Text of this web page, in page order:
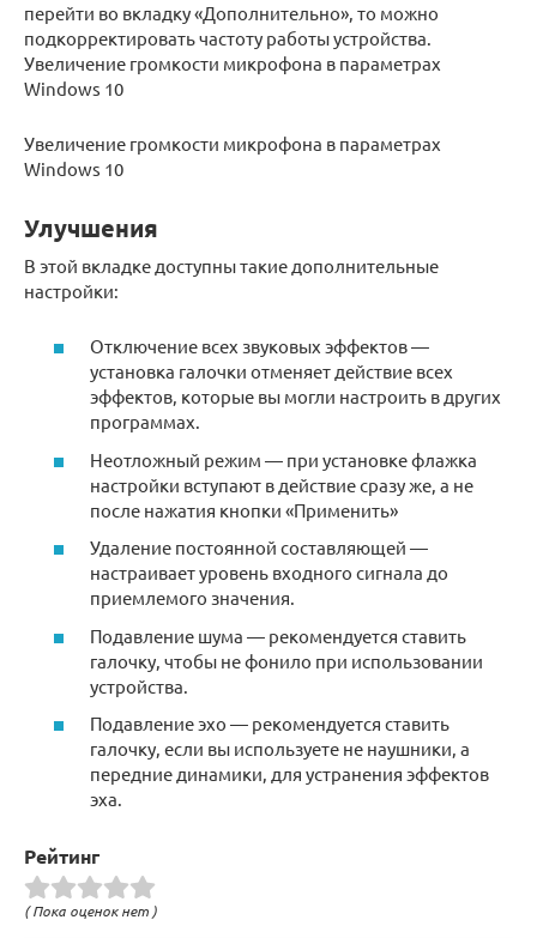
перейти во вкладку «Дополнительно», то можно
подкорректировать частоту работы устройства.
Увеличение громкости микрофона в параметрах
Windows 10
Увеличение громкости микрофона в параметрах
Windows 10
Улучшения
В этой вкладке доступны такие дополнительные
настройки:
Отключение всех звуковых эффектов —
установка галочки отменяет действие всех
эффектов, которые вы могли настроить в других
программах.
Неотложный режим — при установке флажка
настройки вступают в действие сразу же, а не
после нажатия кнопки «Применить»
Удаление постоянной составляющей —
настраивает уровень входного сигнала до
приемлемого значения.
Подавление шума — рекомендуется ставить
галочку, чтобы не фонило при использовании
устройства.
Подавление эхо — рекомендуется ставить
галочку, если вы используете не наушники, а
передние динамики, для устранения эффектов
эха.
Рейтинг
( Пока оценок нет )